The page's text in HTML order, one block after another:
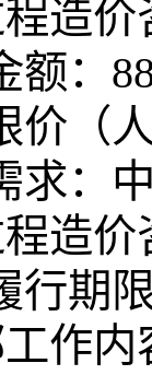
造价
：
价（
：
造价
行期
作